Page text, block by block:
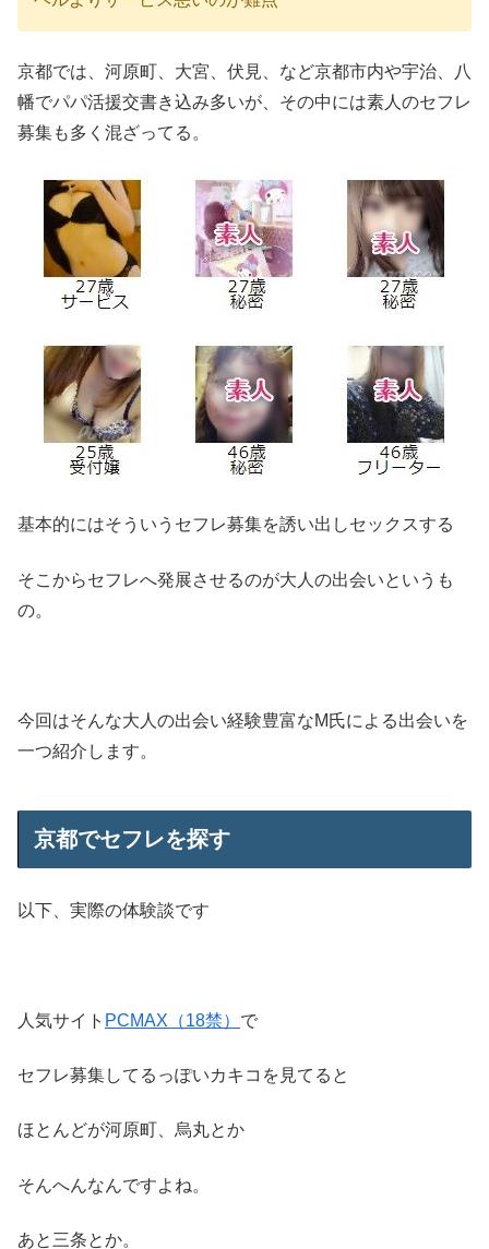
京都では、河原町、大宮、伏見、など京都市内や宇治、八
幡でパパ活援交書き込み多いが、その中には素人のセフレ
募集も多く混ざってる。
基本的にはそういうセフレ募集を誘い出しセックスする
そこからセフレへ発展させるのが大人の出会いというも
の。
今回はそんな大人の出会い経験豊富なM氏による出会いを
一つ紹介します。
京都でセフレを探す
以下、実際の体験談です
人気サイト PCMAX（18禁） で
セフレ募集してるっぽいカキコを見てると
ほとんどが河原町、烏丸とか
そんへんなんですよね。
あと三条とか。